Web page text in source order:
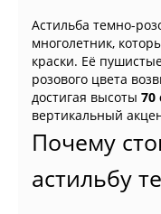
Астильба темно-
многолетник,
краски. Её
розового цвета
достигая высоты 70
вертикальный
Почему
астильбу